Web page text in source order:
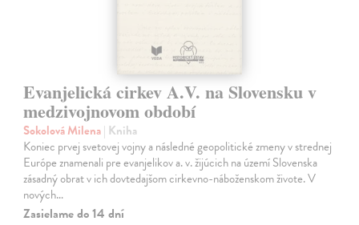
Evanjelická cirkev A.V. na Slovensku v
medzivojnovom období
Sokolová Milena| Kniha
Koniec prvej svetovej vojny a následné geopolitické zmeny v strednej
Európe znamenali pre evanjelikov a. v. žijúcich na území Slovenska
zásadný obrat v ich dovtedajšom cirkevno-náboženskom živote. V
nových…
Zasielame do 14 dní